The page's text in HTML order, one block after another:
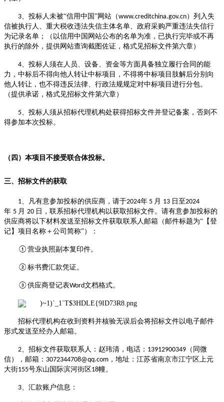
3 投标人 未被“信用中国”网站（www.creditchina.gov.cn）列入失
信被执行人、 重大税收违法失信主体名单、 政府采购严重违法失信行
为记录名单；
（以信用中国网站公布的名单为准，已执行完毕或不再
执行的除外，提供网站查询截图佐证， 格式见招标文件第六章）
4 、投标人须在人员、设备、资金等方面具备独立履行合同的能
力，中标后不得向他人转让中标项目，不得将中标项目 肢解后分别向
他人转让，也不得违反法律、行政法规规定对中标项目进行分包。
（提供承诺，格式见招标文件第六章）
5 、投标人须从招标代理机构处获得招标文件并登记备案，否则不
得参加本次投标。
（ 四 ）本项目不接受联合体投标。
三、招标文件的获取
1 、凡有意参加投标的供应商，请于2024年 5 月 13 日至2024
年 5 月 20 日，联系招标代理机构以获取招标文件。请有意参加投标的
供应商将以下材料发送至招标文件获取联系人邮箱（邮件标题为“ 【登
记】项目名称＋公司简称”）：
① 营业执照副本复印件。
② 标书费汇款凭证。
③ 供应商登记表Word文档格式。
招标代理机构在收到资料并核验无误后会将招标文件以电子邮件
形式发送至经办人邮箱。
2 、招标文件获取联系人：赵玮清，电话： 13912900349 （同微
信）
，邮箱： 3072344708@qq.com ，地址：江苏省南京市江宁区上元
大街155号东山国际滨河街区18幢。
3 、汇款账户信息：